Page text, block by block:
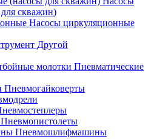
скважин)
Насосы циркуляционные
Другой
Пневматические
Пневмогайковерты
Пневмопистолеты
Пневмошлифмашины